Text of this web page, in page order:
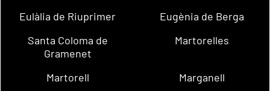
Eulàlia de Riuprimer
Eugènia de Berga
Santa Coloma de
Gramenet
Martorelles
Martorell
Marganell